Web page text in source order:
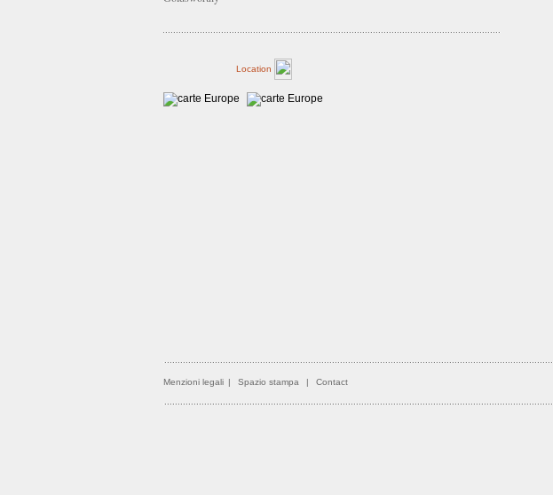
Location
Menzioni legali | Spazio stampa | Contact